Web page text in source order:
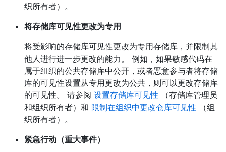
织所有者）。
将存储库可见性更改为专用
将受影响的存储库可见性更改为专用存储库，并限制其
他人进行进一步更改的能力。 例如，如果敏感代码在
属于组织的公共存储库中公开，或者恶意参与者将存储
库的可见性设置从专用更改为公共，则可以更改存储库
的可见性。 请参阅 设置存储库可见性 （存储库管理员
和组织所有者）和 限制在组织中更改仓库可见性 （组
织所有者）。
紧急行动（重大事件）